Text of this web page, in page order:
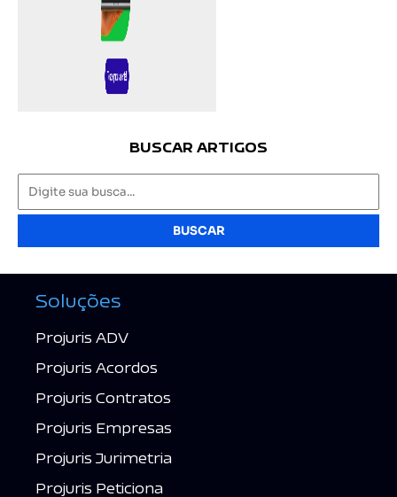
BUSCAR ARTIGOS
BUSCAR
Soluções
Projuris ADV
Projuris Acordos
Projuris Contratos
Projuris Empresas
Projuris Jurimetria
Projuris Peticiona